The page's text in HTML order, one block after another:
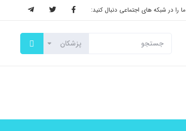
ما را در شبکه های اجتماعی دنبال کنید: